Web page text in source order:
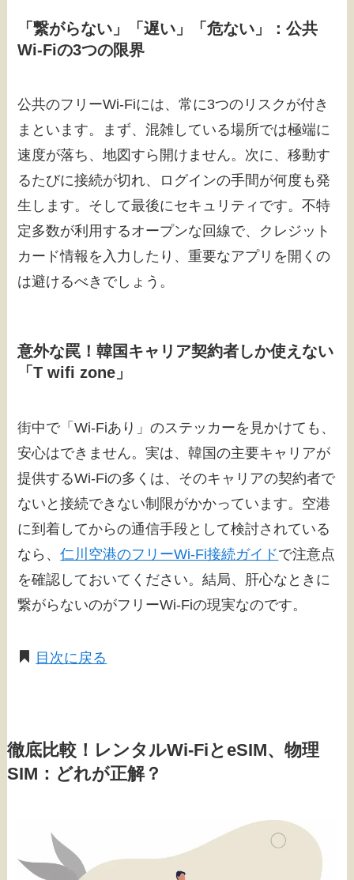
「繋がらない」「遅い」「危ない」：公共
Wi-Fiの3つの限界
公共のフリーWi-Fiには、常に3つのリスクが付き
まといます。まず、混雑している場所では極端に
速度が落ち、地図すら開けません。次に、移動す
るたびに接続が切れ、ログインの手間が何度も発
生します。そして最後にセキュリティです。不特
定多数が利用するオープンな回線で、クレジット
カード情報を入力したり、重要なアプリを開くの
は避けるべきでしょう。
意外な罠！韓国キャリア契約者しか使えない
「T wifi zone」
街中で「Wi-Fiあり」のステッカーを見かけても、
安心はできません。実は、韓国の主要キャリアが
提供するWi-Fiの多くは、そのキャリアの契約者で
ないと接続できない制限がかかっています。空港
に到着してからの通信手段として検討されている
なら、仁川空港のフリーWi-Fi接続ガイドで注意点
を確認しておいてください。結局、肝心なときに
繋がらないのがフリーWi-Fiの現実なのです。
目次に戻る
徹底比較！レンタルWi-FiとeSIM、物理
SIM：どれが正解？